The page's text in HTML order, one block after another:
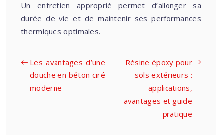
Un entretien approprié permet d’allonger sa
durée de vie et de maintenir ses performances
thermiques optimales.
Les avantages d’une
douche en béton ciré
moderne
Résine époxy pour
sols extérieurs :
applications,
avantages et guide
pratique